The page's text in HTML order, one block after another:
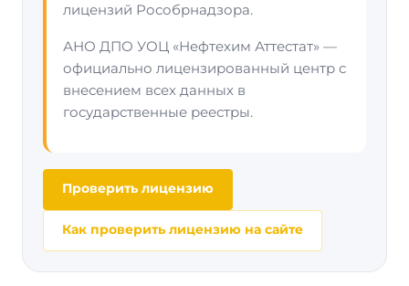
лицензий Рособрнадзора.
АНО ДПО УОЦ «Нефтехим Аттестат» —
официально лицензированный центр с
внесением всех данных в
государственные реестры.
Проверить лицензию
Как проверить лицензию на сайте